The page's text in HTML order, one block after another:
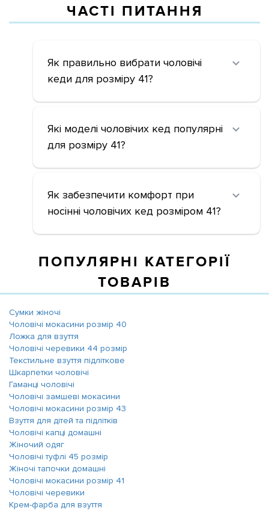
ЧАСТІ ПИТАННЯ
Як правильно вибрати чоловічі
кеди для розміру 41?
Які моделі чоловічих кед популярні
для розміру 41?
Як забезпечити комфорт при
носінні чоловічих кед розміром 41?
ПОПУЛЯРНІ КАТЕГОРІЇ
ТОВАРІВ
Сумки жіночі
Чоловічі мокасини розмір 40
Ложка для взуття
Чоловічі черевики 44 розмір
Текстильне взуття підліткове
Шкарпетки чоловічі
Гаманці чоловічі
Чоловічі замшеві мокасини
Чоловічі мокасини розмір 43
Взуття для дітей та підлітків
Чоловічі капці домашні
Жіночий одяг
Чоловічі туфлі 45 розмір
Жіночі тапочки домашні
Чоловічі мокасини розмір 41
Чоловічі черевики
Крем-фарба для взуття